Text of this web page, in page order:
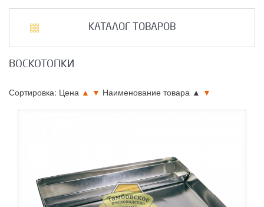
КАТАЛОГ ТОВАРОВ
ВОСКОТОПКИ
Сортировка: Цена ▲ ▼ Наименование товара ▲ ▼